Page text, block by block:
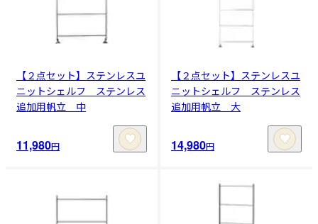
【２点セット】ステンレスユ
ニットシェルフ ステンレス
追加用帆立 中
11,980円
【２点セット】ステンレスユ
ニットシェルフ ステンレス
追加用帆立 大
14,980円